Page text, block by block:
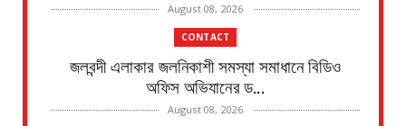
August 08, 2026
CONTACT
জলবন্দী এলাকার জলনিকাশী সমস্যা সমাধানে বিডিও
অফিস অভিযানের ড...
August 08, 2026